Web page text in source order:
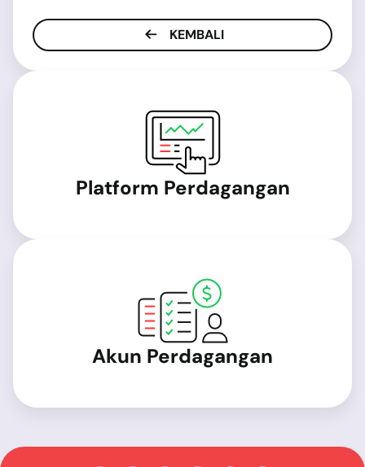
KEMBALI
Platform Perdagangan
Akun Perdagangan